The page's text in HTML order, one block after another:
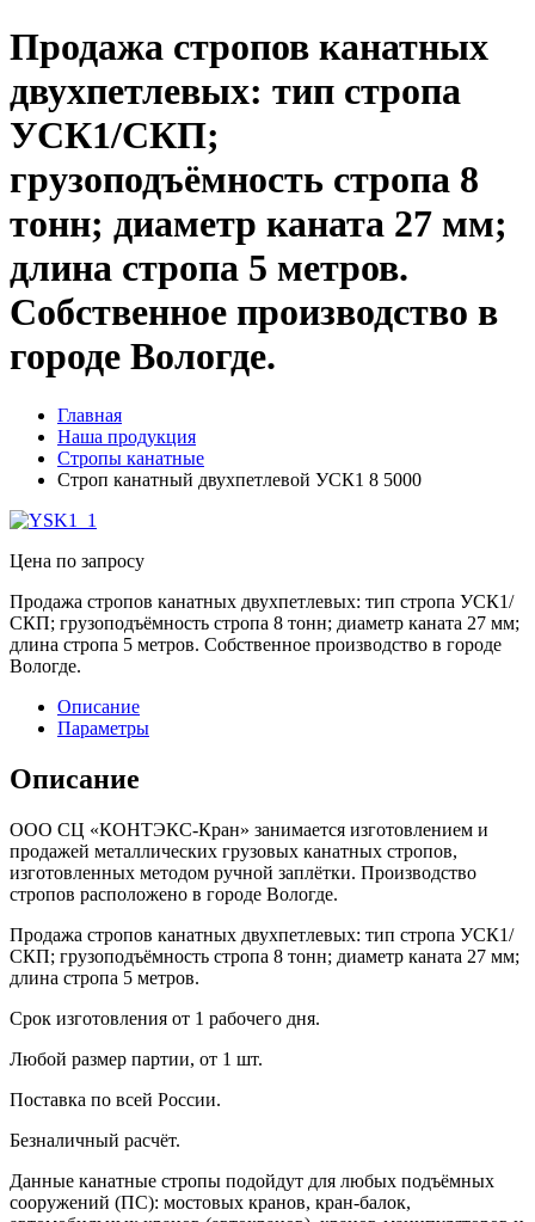
Продажа стропов канатных
двухпетлевых: тип стропа
УСК1/СКП;
грузоподъёмность стропа 8
тонн; диаметр каната 27 мм;
длина стропа 5 метров.
Собственное производство в
городе Вологде.
Главная
Наша продукция
Стропы канатные
Строп канатный двухпетлевой УСК1 8 5000
Цена по запросу
Продажа стропов канатных двухпетлевых: тип стропа УСК1/
СКП; грузоподъёмность стропа 8 тонн; диаметр каната 27 мм;
длина стропа 5 метров. Собственное производство в городе
Вологде.
Описание
Параметры
Описание
ООО СЦ «КОНТЭКС-Кран» занимается изготовлением и
продажей металлических грузовых канатных стропов,
изготовленных методом ручной заплётки. Производство
стропов расположено в городе Вологде.
Продажа стропов канатных двухпетлевых: тип стропа УСК1/
СКП; грузоподъёмность стропа 8 тонн; диаметр каната 27 мм;
длина стропа 5 метров.
Срок изготовления от 1 рабочего дня.
Любой размер партии, от 1 шт.
Поставка по всей России.
Безналичный расчёт.
Данные канатные стропы подойдут для любых подъёмных
сооружений (ПС): мостовых кранов, кран-балок,